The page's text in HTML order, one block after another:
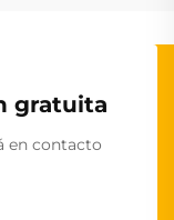
gratuita
en contacto